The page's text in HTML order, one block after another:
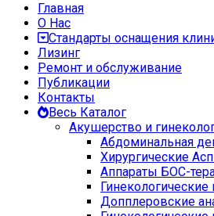
Главная
О Нас
Стандарты оснащения
Лизинг
Ремонт и обслуживание
Публикации
Контакты
Весь Каталог
Акушерство и
Абдоминальная
Хирургические
Аппараты БОС-
Допплеровские